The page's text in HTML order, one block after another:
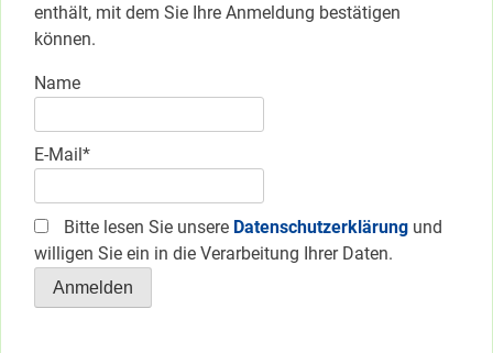
enthält, mit dem Sie Ihre Anmeldung bestätigen
können.
Name
E-Mail*
Bitte lesen Sie unsere Datenschutzerklärung und
willigen Sie ein in die Verarbeitung Ihrer Daten.